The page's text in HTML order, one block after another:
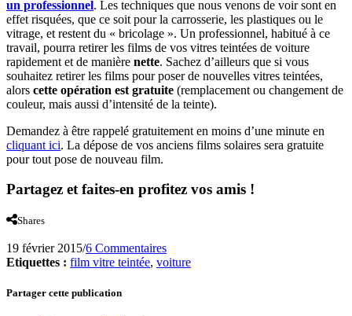
un professionnel. Les techniques que nous venons de voir sont en
effet risquées, que ce soit pour la carrosserie, les plastiques ou le
vitrage, et restent du « bricolage ». Un professionnel, habitué à ce
travail, pourra retirer les films de vos vitres teintées de voiture
rapidement et de manière nette. Sachez d’ailleurs que si vous
souhaitez retirer les films pour poser de nouvelles vitres teintées,
alors cette opération est gratuite (remplacement ou changement de
couleur, mais aussi d’intensité de la teinte).
Demandez à être rappelé gratuitement en moins d’une minute en
cliquant ici. La dépose de vos anciens films solaires sera gratuite
pour tout pose de nouveau film.
Partagez et faites-en profitez vos amis !
Shares
19 février 2015/6 Commentaires
Etiquettes : film vitre teintée, voiture
Partager cette publication